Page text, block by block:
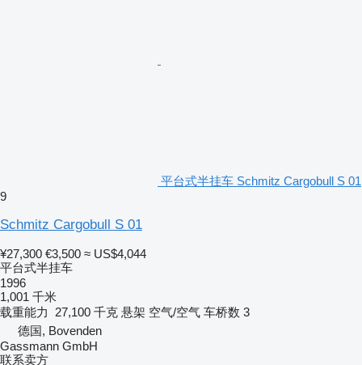
平台式半挂车 Schmitz Cargobull S 01
9
Schmitz Cargobull S 01
¥27,300 €3,500 ≈ US$4,044
平台式半挂车
1996
1,001 千米
载重能力
27,100 千克 悬架 空气/空气 车桥数 3
德国, Bovenden
Gassmann GmbH
联系卖方